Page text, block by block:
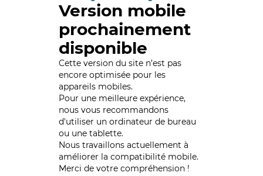
Version mobile
prochainement
disponible
Cette version du site n’est pas
encore optimisée pour les
appareils mobiles.
Pour une meilleure expérience,
nous vous recommandons
d'utiliser un ordinateur de bureau
ou une tablette.
Nous travaillons actuellement à
améliorer la compatibilité mobile.
Merci de votre compréhension !